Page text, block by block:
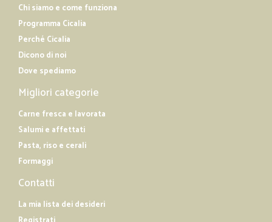
Chi siamo e come funziona
Programma Cicalia
Perché Cicalia
Dicono di noi
Dove spediamo
Migliori categorie
Carne fresca e lavorata
Salumi e affettati
Pasta, riso e cerali
Formaggi
Contatti
La mia lista dei desideri